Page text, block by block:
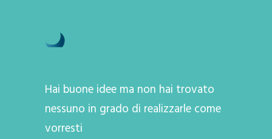
Hai buone idee ma non hai trovato
nessuno in grado di realizzarle come
vorresti